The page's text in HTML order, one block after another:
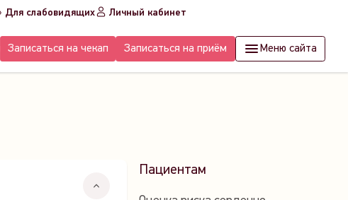
Для слабовидящих Личный кабинет
Записаться на чекап Записаться на приём Меню сайта
Пациентам